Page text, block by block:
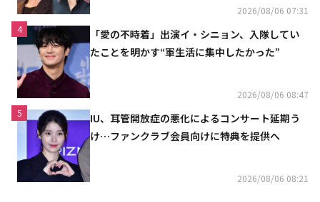
2026/08/06 07:31
4
「愛の不時着」出演イ・シニョン、入隊してい
たことを明かす“軍生活に集中したかった”
2026/08/06 08:47
5
IU、耳管開放症の悪化によるコンサート延期う
け…ファンクラブ会員向けに特典を提供へ
2026/08/06 08:21